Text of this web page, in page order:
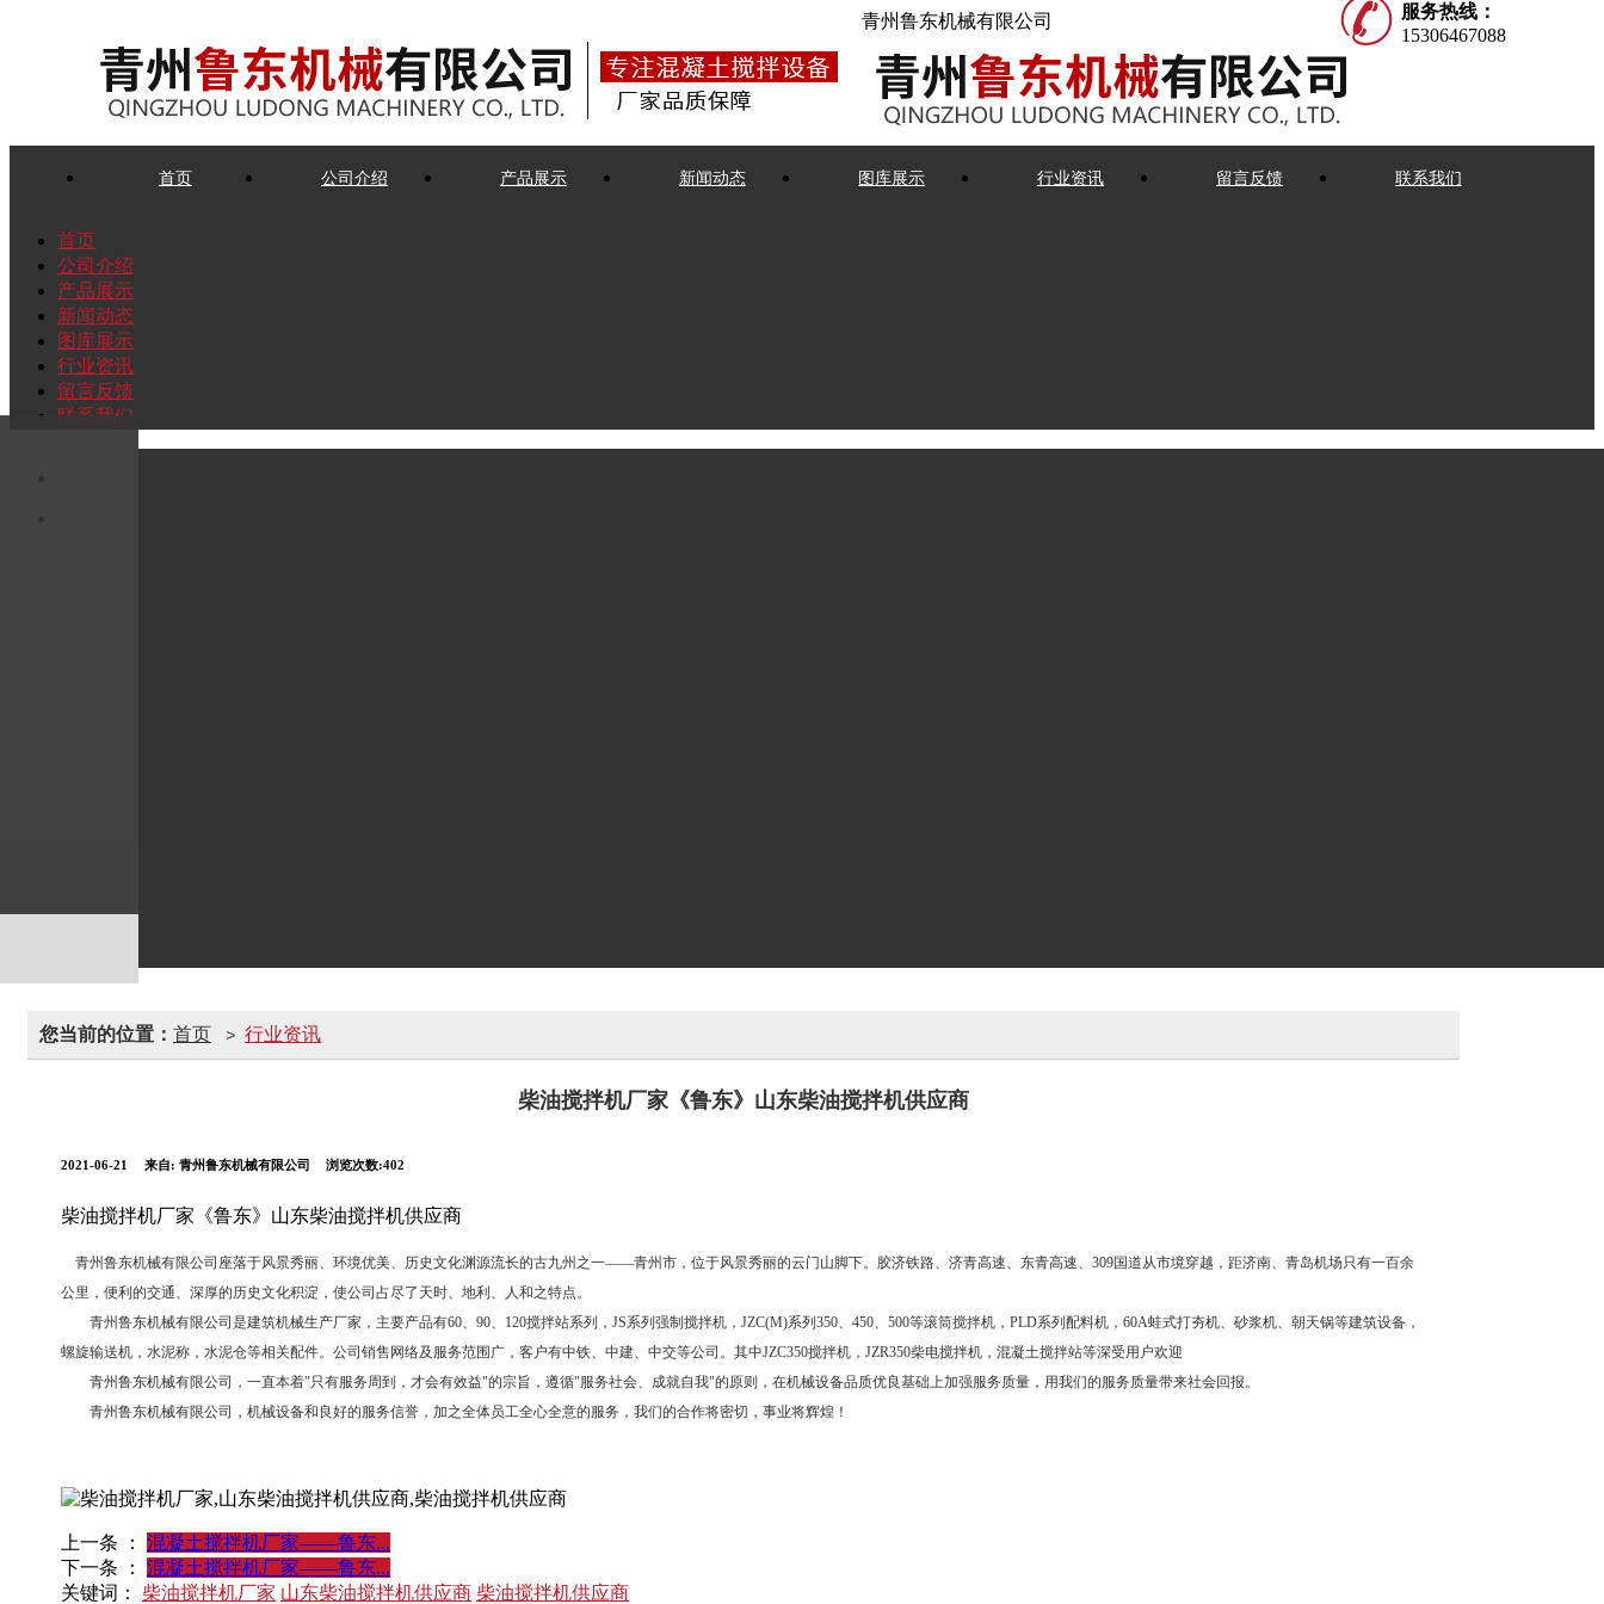
青州鲁东机械有限公司
服务热线：
15306467088
首页 公司介绍 产品展示 新闻动态 图库展示 行业资讯 留言反馈 联系我们
首页
公司介绍
产品展示
新闻动态
图库展示
行业资讯
留言反馈
联系我们
您当前的位置： 首页 > 行业资讯
柴油搅拌机厂家《鲁东》山东柴油搅拌机供应商
2021-06-21 来自: 青州鲁东机械有限公司 浏览次数:402
柴油搅拌机厂家《鲁东》山东柴油搅拌机供应商
青州鲁东机械有限公司座落于风景秀丽、环境优美、历史文化渊源流长的古九州之一——青州市，位于风景秀丽的云门山脚下。胶济铁路、济青高速、东青高速、309国道从市境穿越，距济南、青岛机场只有一百余
公里，便利的交通、深厚的历史文化积淀，使公司占尽了天时、地利、人和之特点。
青州鲁东机械有限公司是建筑机械生产厂家，主要产品有60、90、120搅拌站系列，JS系列强制搅拌机，JZC(M)系列350、450、500等滚筒搅拌机，PLD系列配料机，60A蛙式打夯机、砂浆机、朝天锅等建筑设备，
螺旋输送机，水泥称，水泥仓等相关配件。公司销售网络及服务范围广，客户有中铁、中建、中交等公司。其中JZC350搅拌机，JZR350柴电搅拌机，混凝土搅拌站等深受用户欢迎
青州鲁东机械有限公司，一直本着"只有服务周到，才会有效益"的宗旨，遵循"服务社会、成就自我"的原则，在机械设备品质优良基础上加强服务质量，用我们的服务质量带来社会回报。
青州鲁东机械有限公司，机械设备和良好的服务信誉，加之全体员工全心全意的服务，我们的合作将密切，事业将辉煌！
上一条 ：
混凝土搅拌机厂家——鲁东...
下一条 ：
混凝土搅拌机厂家——鲁东...
关键词： 柴油搅拌机厂家 山东柴油搅拌机供应商 柴油搅拌机供应商